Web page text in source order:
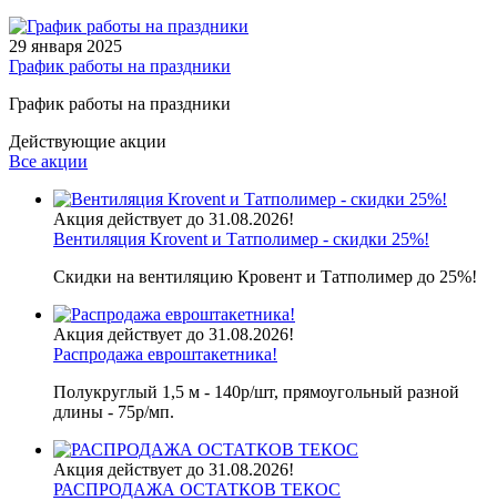
29 января 2025
График работы на праздники
График работы на праздники
Действующие акции
Все акции
Акция действует до 31.08.2026!
Вентиляция Krovent и Татполимер - скидки 25%!
Скидки на вентиляцию Кровент и Татполимер до 25%!
Акция действует до 31.08.2026!
Распродажа евроштакетника!
Полукруглый 1,5 м - 140р/шт, прямоугольный разной
длины - 75р/мп.
Акция действует до 31.08.2026!
РАСПРОДАЖА ОСТАТКОВ ТЕКОС